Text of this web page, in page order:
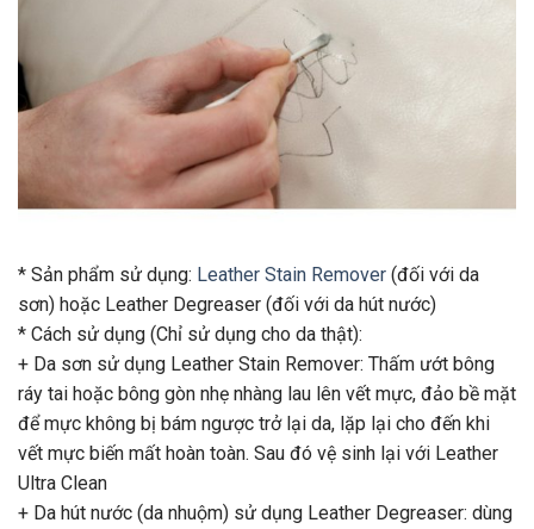
* Sản phẩm sử dụng: Leather Stain Remover (đối với da
sơn) hoặc Leather Degreaser (đối với da hút nước)
* Cách sử dụng (Chỉ sử dụng cho da thật):
+ Da sơn sử dụng Leather Stain Remover: Thấm ướt bông
ráy tai hoặc bông gòn nhẹ nhàng lau lên vết mực, đảo bề mặt
để mực không bị bám ngược trở lại da, lặp lại cho đến khi
vết mực biến mất hoàn toàn. Sau đó vệ sinh lại với Leather
Ultra Clean
+ Da hút nước (da nhuộm) sử dụng Leather Degreaser: dùng